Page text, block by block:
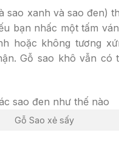
sao xanh và sao đen)
bạn nhấc một tấm
hoặc không tương
Gỗ sao khô vẫn có
Gỗ Sao xẻ sấy